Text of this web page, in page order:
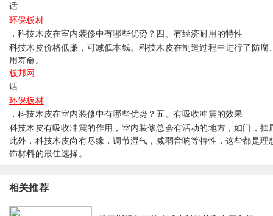
话
环保板材
，科技木皮在室内装修中有哪些优势？ 四、有经济耐用的特性
科技木皮价格低廉，可减低本钱。科技木皮在制造过程中进行了防
用寿命。
板邦网
话
环保板材
，科技木皮在室内装修中有哪些优势？五、有吸收冲震的效果
科技木皮有吸收冲震的作用，室内装修总会有活动的地方，如门．
此外，科技木皮尚有尽缘，调节湿气，减弱音响等特性，这些都是
饰材料的最佳选择。
相关推荐